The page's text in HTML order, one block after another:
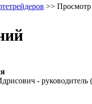
>>
- руководитель (